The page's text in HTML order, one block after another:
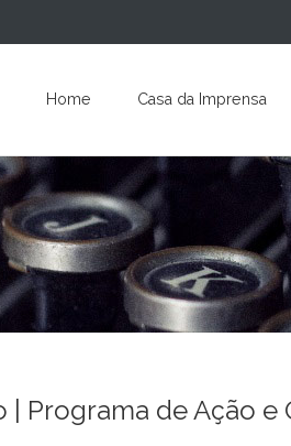
Home Casa da Imprensa
Programa de Ação e